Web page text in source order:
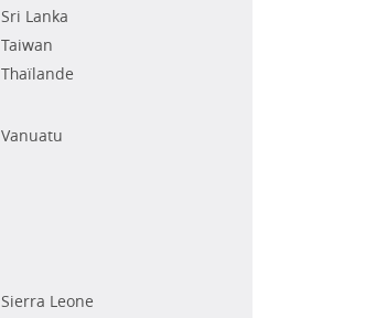
Sri Lanka
Taiwan
Thaïlande
Vanuatu
Sierra Leone